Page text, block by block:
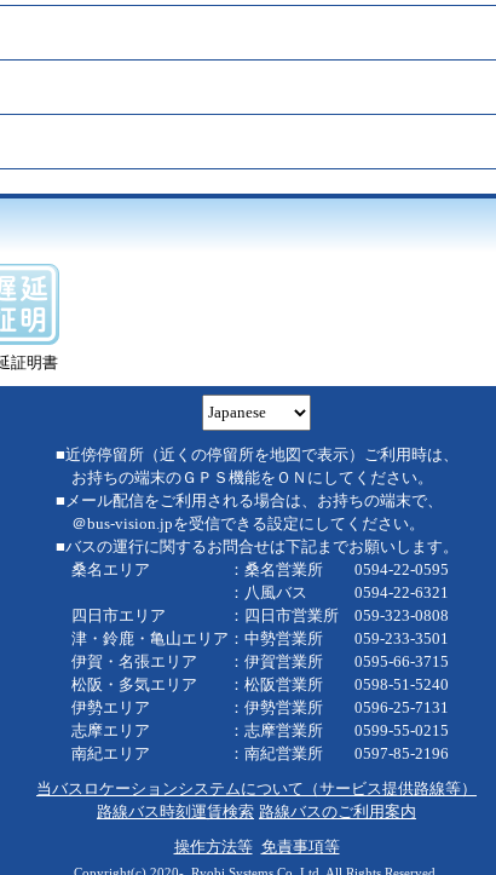
証明書
■近傍停留所（近くの停留所を地図で表示）ご利用時は、
お持ちの端末のＧＰＳ機能をＯＮにしてください。
■メール配信をご利用される場合は、お持ちの端末で、
＠bus-vision.jpを受信できる設定にしてください。
■バスの運行に関するお問合せは下記までお願いします。
桑名エリア ：桑名営業所 0594-22-0595
：八風バス 0594-22-6321
四日市エリア ：四日市営業所 059-323-0808
津・鈴鹿・亀山エリア：中勢営業所 059-233-3501
伊賀・名張エリア ：伊賀営業所 0595-66-3715
松阪・多気エリア ：松阪営業所 0598-51-5240
伊勢エリア ：伊勢営業所 0596-25-7131
志摩エリア ：志摩営業所 0599-55-0215
南紀エリア ：南紀営業所 0597-85-2196
当バスロケーションシステムについて（サービス提供路線等）
路線バス時刻運賃検索 路線バスのご利用案内
操作方法等 免責事項等